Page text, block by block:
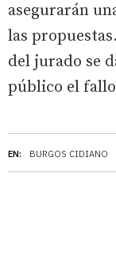
EN: BURGOS CIDIANO
asegurarán
las
del jurado se
público el